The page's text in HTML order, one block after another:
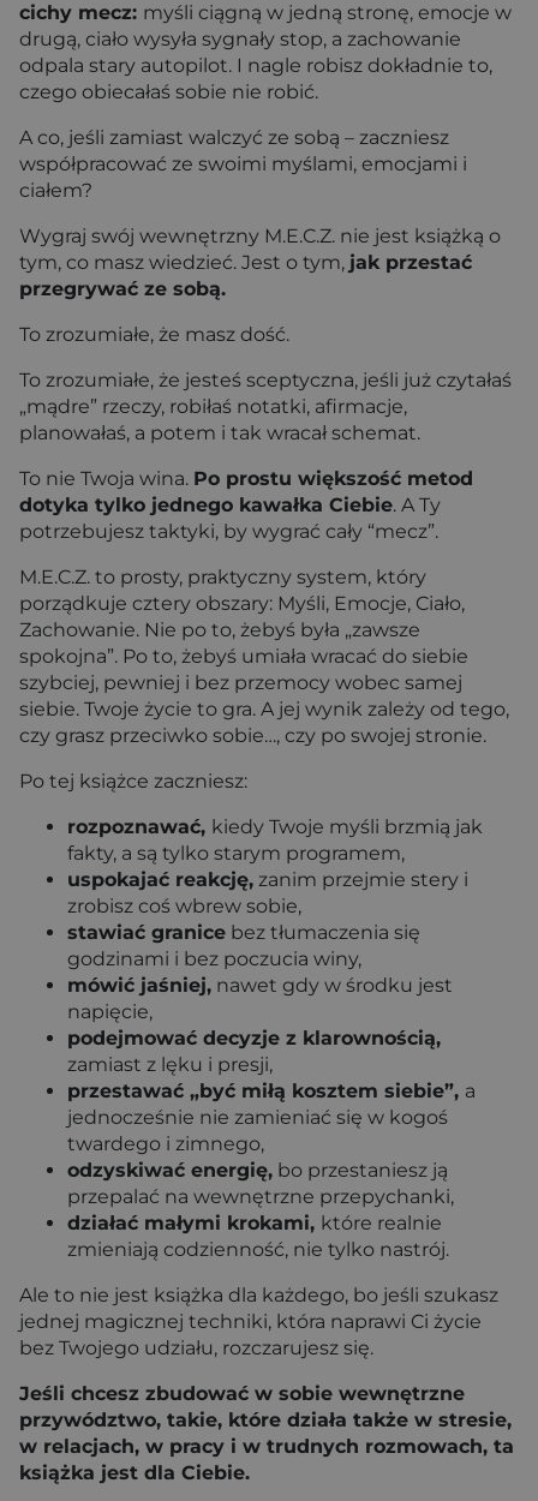
cichy mecz: myśli ciągną w jedną stronę, emocje w
drugą, ciało wysyła sygnały stop, a zachowanie
odpala stary autopilot. I nagle robisz dokładnie to,
czego obiecałaś sobie nie robić.
A co, jeśli zamiast walczyć ze sobą – zaczniesz
współpracować ze swoimi myślami, emocjami i
ciałem?
Wygraj swój wewnętrzny M.E.C.Z. nie jest książką o
tym, co masz wiedzieć. Jest o tym, jak przestać
przegrywać ze sobą.
To zrozumiałe, że masz dość.
To zrozumiałe, że jesteś sceptyczna, jeśli już czytałaś
„mądre” rzeczy, robiłaś notatki, afirmacje,
planowałaś, a potem i tak wracał schemat.
To nie Twoja wina. Po prostu większość metod
dotyka tylko jednego kawałka Ciebie. A Ty
potrzebujesz taktyki, by wygrać cały “mecz”.
M.E.C.Z. to prosty, praktyczny system, który
porządkuje cztery obszary: Myśli, Emocje, Ciało,
Zachowanie. Nie po to, żebyś była „zawsze
spokojna”. Po to, żebyś umiała wracać do siebie
szybciej, pewniej i bez przemocy wobec samej
siebie. Twoje życie to gra. A jej wynik zależy od tego,
czy grasz przeciwko sobie…, czy po swojej stronie.
Po tej książce zaczniesz:
rozpoznawać, kiedy Twoje myśli brzmią jak
fakty, a są tylko starym programem,
uspokajać reakcję, zanim przejmie stery i
zrobisz coś wbrew sobie,
stawiać granice bez tłumaczenia się
godzinami i bez poczucia winy,
mówić jaśniej, nawet gdy w środku jest
napięcie,
podejmować decyzje z klarownością,
zamiast z lęku i presji,
przestawać „być miłą kosztem siebie”, a
jednocześnie nie zamieniać się w kogoś
twardego i zimnego,
odzyskiwać energię, bo przestaniesz ją
przepalać na wewnętrzne przepychanki,
działać małymi krokami, które realnie
zmieniają codzienność, nie tylko nastrój.
Ale to nie jest książka dla każdego, bo jeśli szukasz
jednej magicznej techniki, która naprawi Ci życie
bez Twojego udziału, rozczarujesz się.
Jeśli chcesz zbudować w sobie wewnętrzne
przywództwo, takie, które działa także w stresie,
w relacjach, w pracy i w trudnych rozmowach, ta
książka jest dla Ciebie.